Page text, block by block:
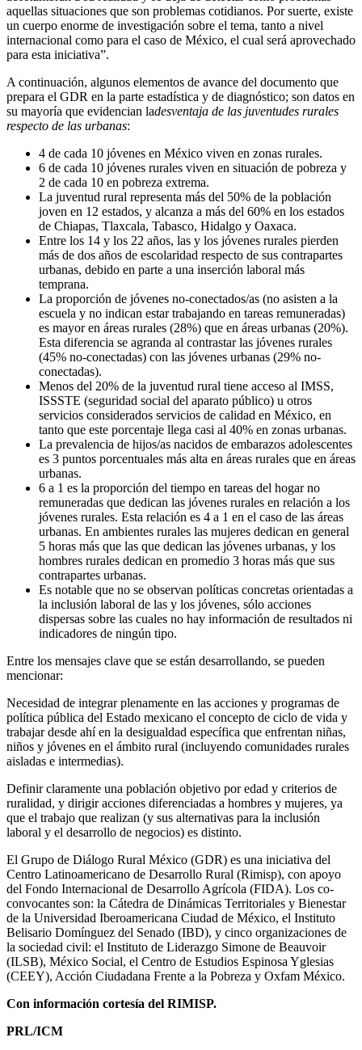
aquellas situaciones que son problemas cotidianos. Por suerte, existe
un cuerpo enorme de investigación sobre el tema, tanto a nivel
internacional como para el caso de México, el cual será aprovechado
para esta iniciativa”.
A continuación, algunos elementos de avance del documento que
prepara el GDR en la parte estadística y de diagnóstico; son datos en
su mayoría que evidencian ladesventaja de las juventudes rurales
respecto de las urbanas:
4 de cada 10 jóvenes en México viven en zonas rurales.
6 de cada 10 jóvenes rurales viven en situación de pobreza y
2 de cada 10 en pobreza extrema.
La juventud rural representa más del 50% de la población
joven en 12 estados, y alcanza a más del 60% en los estados
de Chiapas, Tlaxcala, Tabasco, Hidalgo y Oaxaca.
Entre los 14 y los 22 años, las y los jóvenes rurales pierden
más de dos años de escolaridad respecto de sus contrapartes
urbanas, debido en parte a una inserción laboral más
temprana.
La proporción de jóvenes no-conectados/as (no asisten a la
escuela y no indican estar trabajando en tareas remuneradas)
es mayor en áreas rurales (28%) que en áreas urbanas (20%).
Esta diferencia se agranda al contrastar las jóvenes rurales
(45% no-conectadas) con las jóvenes urbanas (29% no-
conectadas).
Menos del 20% de la juventud rural tiene acceso al IMSS,
ISSSTE (seguridad social del aparato público) u otros
servicios considerados servicios de calidad en México, en
tanto que este porcentaje llega casi al 40% en zonas urbanas.
La prevalencia de hijos/as nacidos de embarazos adolescentes
es 3 puntos porcentuales más alta en áreas rurales que en áreas
urbanas.
6 a 1 es la proporción del tiempo en tareas del hogar no
remuneradas que dedican las jóvenes rurales en relación a los
jóvenes rurales. Esta relación es 4 a 1 en el caso de las áreas
urbanas. En ambientes rurales las mujeres dedican en general
5 horas más que las que dedican las jóvenes urbanas, y los
hombres rurales dedican en promedio 3 horas más que sus
contrapartes urbanas.
Es notable que no se observan políticas concretas orientadas a
la inclusión laboral de las y los jóvenes, sólo acciones
dispersas sobre las cuales no hay información de resultados ni
indicadores de ningún tipo.
Entre los mensajes clave que se están desarrollando, se pueden
mencionar:
Necesidad de integrar plenamente en las acciones y programas de
política pública del Estado mexicano el concepto de ciclo de vida y
trabajar desde ahí en la desigualdad específica que enfrentan niñas,
niños y jóvenes en el ámbito rural (incluyendo comunidades rurales
aisladas e intermedias).
Definir claramente una población objetivo por edad y criterios de
ruralidad, y dirigir acciones diferenciadas a hombres y mujeres, ya
que el trabajo que realizan (y sus alternativas para la inclusión
laboral y el desarrollo de negocios) es distinto.
El Grupo de Diálogo Rural México (GDR) es una iniciativa del
Centro Latinoamericano de Desarrollo Rural (Rimisp), con apoyo
del Fondo Internacional de Desarrollo Agrícola (FIDA). Los co-
convocantes son: la Cátedra de Dinámicas Territoriales y Bienestar
de la Universidad Iberoamericana Ciudad de México, el Instituto
Belisario Domínguez del Senado (IBD), y cinco organizaciones de
la sociedad civil: el Instituto de Liderazgo Simone de Beauvoir
(ILSB), México Social, el Centro de Estudios Espinosa Yglesias
(CEEY), Acción Ciudadana Frente a la Pobreza y Oxfam México.
Con información cortesía del RIMISP.
PRL/ICM